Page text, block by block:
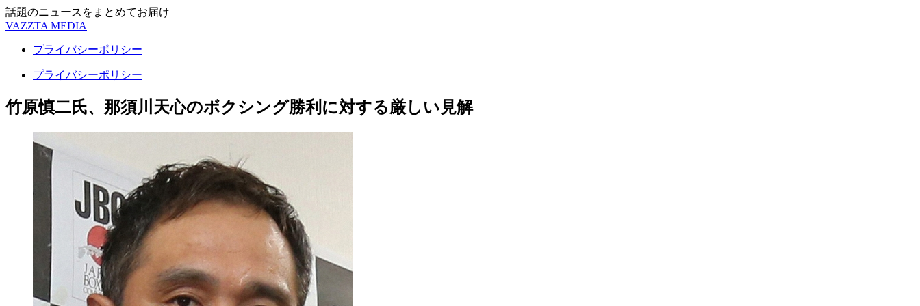
話題のニュースをまとめてお届け
VAZZTA MEDIA
プライバシーポリシー
プライバシーポリシー
竹原慎二氏、那須川天心のボクシング勝利に対する厳しい見解